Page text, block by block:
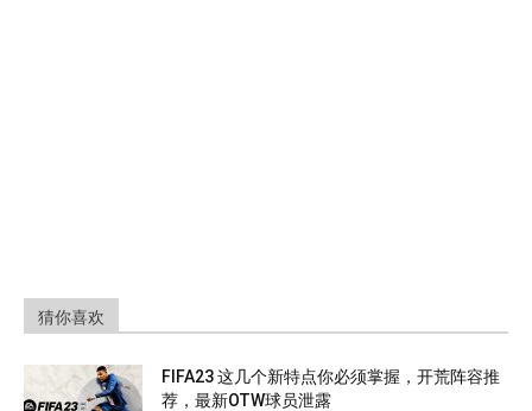
猜你喜欢
FIFA23 这几个新特点你必须掌握，开荒阵容推
荐，最新OTW球员泄露